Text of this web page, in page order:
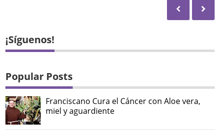
¡Síguenos!
Popular Posts
Franciscano Cura el Cáncer con Aloe vera,
miel y aguardiente